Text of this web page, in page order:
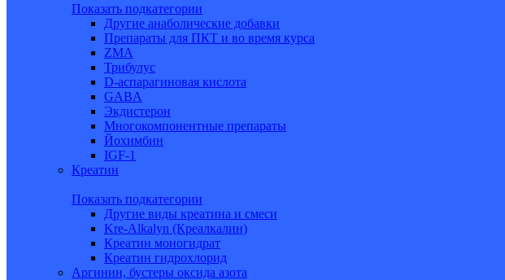
Показать подкатегории
Другие анаболические добавки
Препараты для ПКТ и во время курса
ZMA
Трибулус
D-аспарагиновая кислота
GABA
Экдистерон
Многокомпонентные препараты
Йохимбин
IGF-1
Креатин
Показать подкатегории
Другие виды креатина и смеси
Kre-Alkalyn (Креалкалин)
Креатин моногидрат
Креатин гидрохлорид
Аргинин, бустеры оксида азота